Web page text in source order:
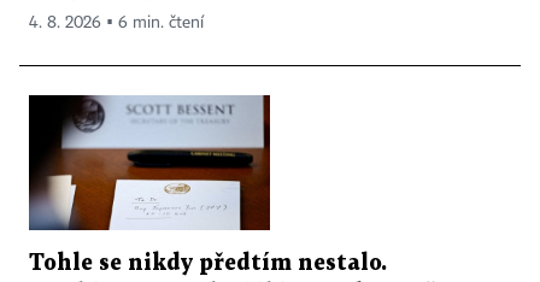
4. 8. 2026 ▪ 6 min. čtení
Tohle se nikdy předtím nestalo.